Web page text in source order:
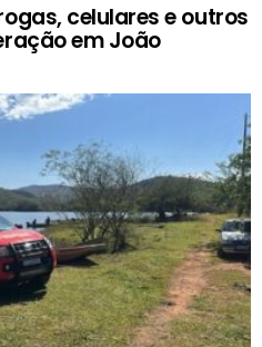
celulares e outros
em João